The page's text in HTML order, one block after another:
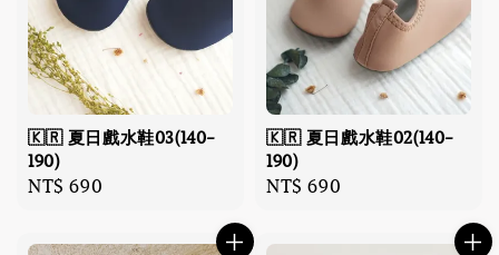
🇰🇷 夏日戲水鞋03(140-
190)
Regular
NT$ 690
🇰🇷 夏日戲水鞋02(140-
190)
Regular
NT$ 690